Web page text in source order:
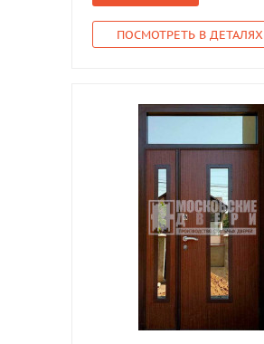
ПОСМОТРЕТЬ В ДЕТАЛЯХ